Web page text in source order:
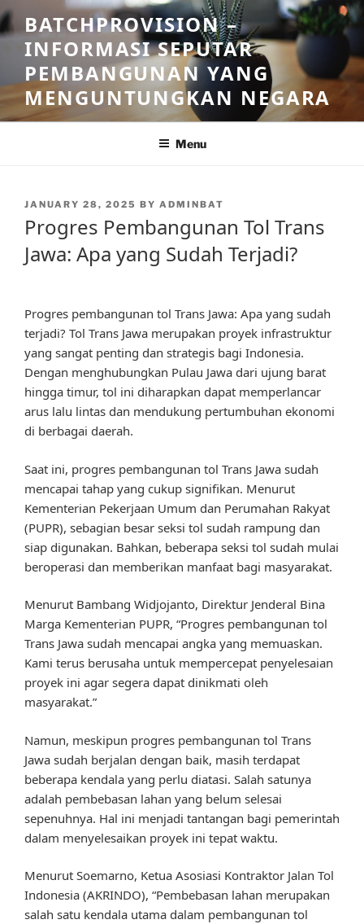
Skip
to
content
BATCHPROVISION –
INFORMASI SEPUTAR
PEMBANGUNAN YANG
MENGUNTUNGKAN NEGARA
Menu
POSTED
JANUARY 28, 2025 BY ADMINBAT
Progres Pembangunan Tol Trans
Jawa: Apa yang Sudah Terjadi?
Progres pembangunan tol Trans Jawa: Apa yang sudah
terjadi? Tol Trans Jawa merupakan proyek infrastruktur
yang sangat penting dan strategis bagi Indonesia.
Dengan menghubungkan Pulau Jawa dari ujung barat
hingga timur, tol ini diharapkan dapat memperlancar
arus lalu lintas dan mendukung pertumbuhan ekonomi
di berbagai daerah.
Saat ini, progres pembangunan tol Trans Jawa sudah
mencapai tahap yang cukup signifikan. Menurut
Kementerian Pekerjaan Umum dan Perumahan Rakyat
(PUPR), sebagian besar seksi tol sudah rampung dan
siap digunakan. Bahkan, beberapa seksi tol sudah mulai
beroperasi dan memberikan manfaat bagi masyarakat.
Menurut Bambang Widjojanto, Direktur Jenderal Bina
Marga Kementerian PUPR, “Progres pembangunan tol
Trans Jawa sudah mencapai angka yang memuaskan.
Kami terus berusaha untuk mempercepat penyelesaian
proyek ini agar segera dapat dinikmati oleh
masyarakat.”
Namun, meskipun progres pembangunan tol Trans
Jawa sudah berjalan dengan baik, masih terdapat
beberapa kendala yang perlu diatasi. Salah satunya
adalah pembebasan lahan yang belum selesai
sepenuhnya. Hal ini menjadi tantangan bagi pemerintah
dalam menyelesaikan proyek ini tepat waktu.
Menurut Soemarno, Ketua Asosiasi Kontraktor Jalan Tol
Indonesia (AKRINDO), “Pembebasan lahan merupakan
salah satu kendala utama dalam pembangunan tol